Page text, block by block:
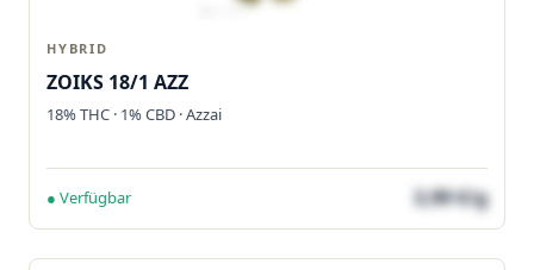
HYBRID
ZOIKS 18/1 AZZ
18% THC · 1% CBD · Azzai
● Verfügbar 3,99 €/g